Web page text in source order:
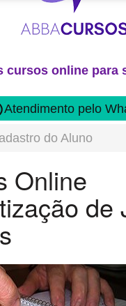
Atendimento pelo
cursos online para
do Aluno
Online
de